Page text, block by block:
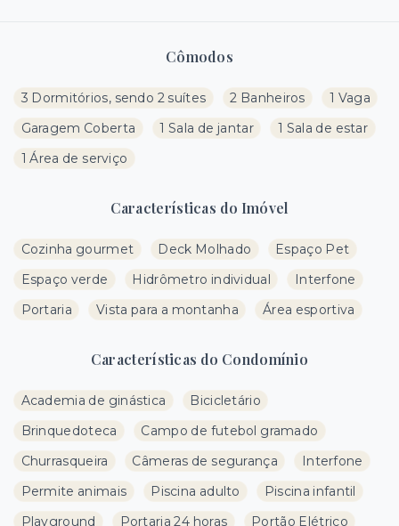
Cômodos
3 Dormitórios, sendo 2 suítes 2 Banheiros
1 Vaga
Garagem Coberta
1 Sala de jantar
1 Sala de estar
1 Área de serviço
Características do Imóvel
Cozinha gourmet Deck Molhado
Espaço Pet
Espaço verde
Hidrômetro individual
Interfone
Portaria
Vista para a montanha Área esportiva
Características do Condomínio
Academia de ginástica
Bicicletário
Brinquedoteca
Campo de futebol gramado
Churrasqueira
Câmeras de segurança
Interfone
Permite animais
Piscina adulto
Piscina infantil
Playground
Portaria 24 horas
Portão Elétrico